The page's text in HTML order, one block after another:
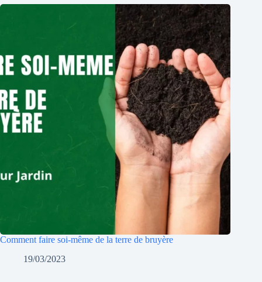
Comment faire soi-même de la terre de bruyère
19/03/2023